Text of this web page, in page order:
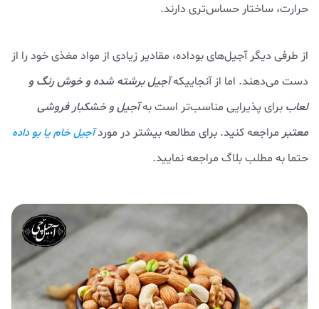
حرارت، ساختار حساس‌تری دارند.
از طرفی دیگر آجیل‌های بوداده، مقادیر زیادی از مواد مغذی خود را از
دست می‌دهند. اما از آنجاییکهآجیل برشته شده و خوش رنگ و
لعاب برای پذیرایی مناسب‌تر است بهآجیل و خشکبار فروشی
معتبر مراجعه کنید. برای مطالعه بیشتر در موردآجیل خام یا بو داده
حتما به مطلب بلاگ مراجعه نمایید.